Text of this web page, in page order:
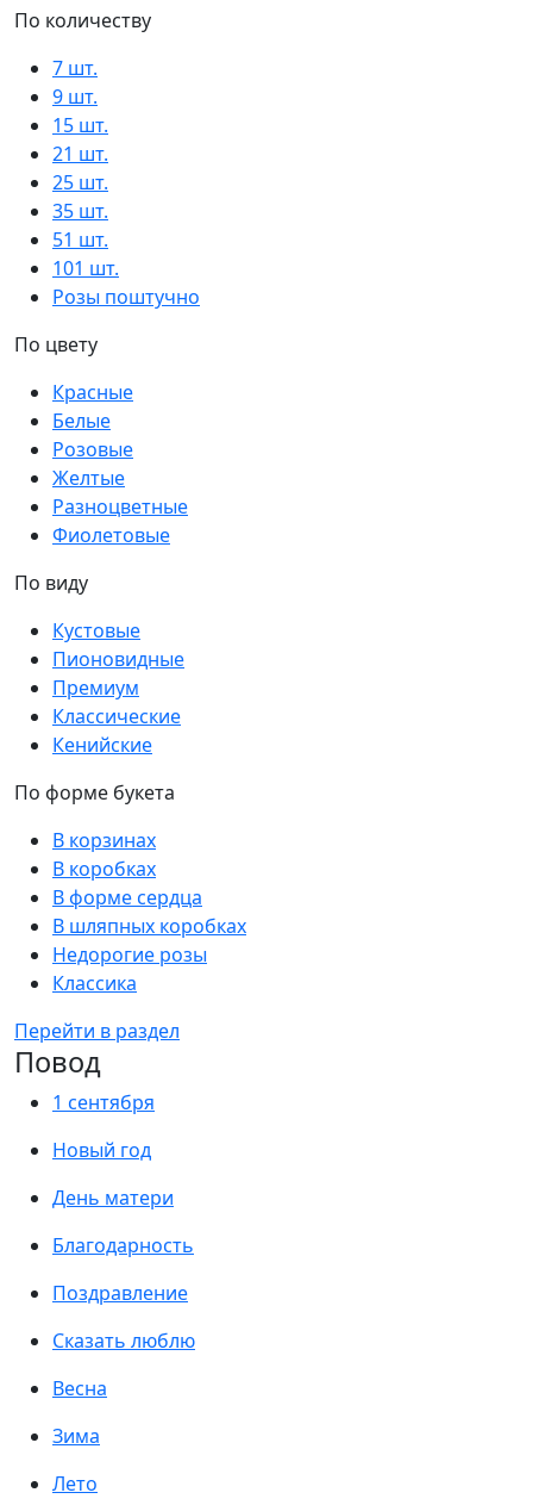
По количеству
7 шт.
9 шт.
15 шт.
21 шт.
25 шт.
35 шт.
51 шт.
101 шт.
Розы поштучно
По цвету
Красные
Белые
Розовые
Желтые
Разноцветные
Фиолетовые
По виду
Кустовые
Пионовидные
Премиум
Классические
Кенийские
По форме букета
В корзинах
В коробках
В форме сердца
В шляпных коробках
Недорогие розы
Классика
Перейти в раздел
Повод
1 сентября
Новый год
День матери
Благодарность
Поздравление
Сказать люблю
Весна
Зима
Лето